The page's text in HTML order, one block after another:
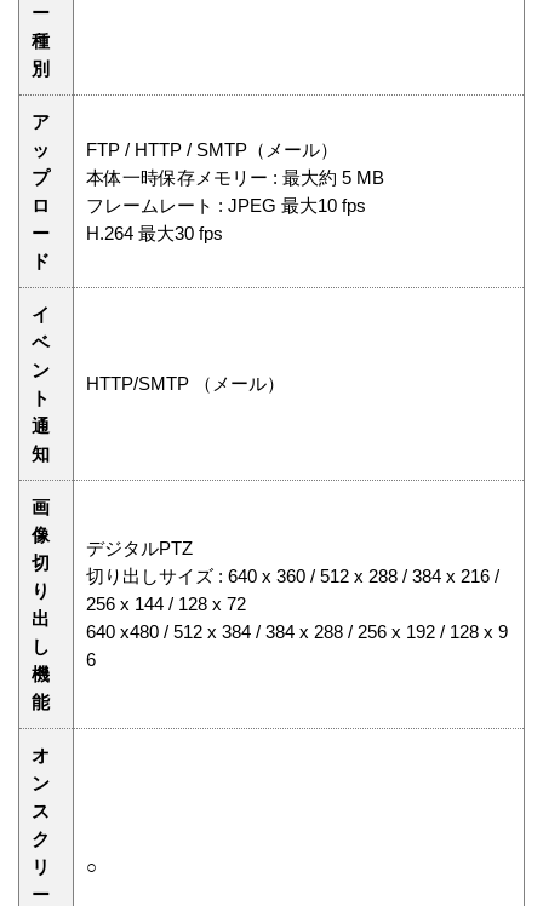
ー
種
別
ア
ッ
プ
ロ
ー
ド
FTP / HTTP / SMTP（メール）
本体一時保存メモリー : 最大約 5 MB
フレームレート : JPEG 最大10 fps
H.264 最大30 fps
イ
ベ
ン
ト
通
知
HTTP/SMTP （メール）
画
像
切
り
出
し
機
能
デジタルPTZ
切り出しサイズ : 640 x 360 / 512 x 288 / 384 x 216 /
256 x 144 / 128 x 72
640 x480 / 512 x 384 / 384 x 288 / 256 x 192 / 128 x 9
6
オ
ン
ス
ク
リ
ー
○